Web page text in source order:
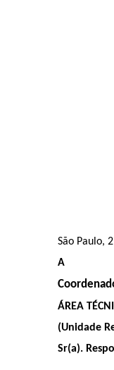
São Paulo,
A
ÁREA
(Unidade
Sr(a).